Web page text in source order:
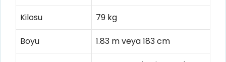
Kilosu 79 kg
Boyu 1.83 m veya 183 cm